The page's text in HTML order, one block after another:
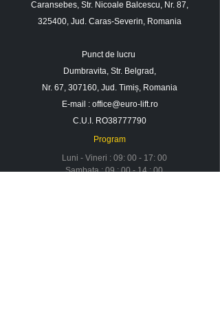
Caransebes, Str. Nicoale Balcescu, Nr. 87,
325400, Jud. Caras-Severin, Romania
Punct de lucru
Dumbravita, Str. Belgrad,
Nr. 67, 307160, Jud. Timiș, Romania
E-mail : office@euro-lift.ro
C.U.I. RO38777790
Program
Luni - Vineri : 09: 00 - 17: 00
Sambata : 09 : 00 - 14 : 00